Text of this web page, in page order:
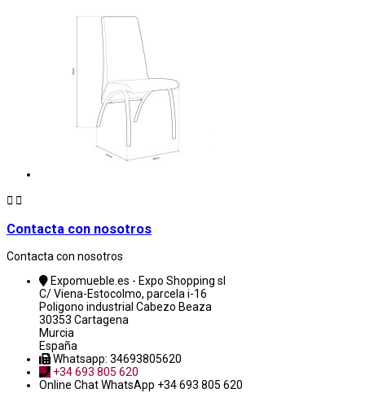
 
Contacta con nosotros
Contacta con nosotros
Expomueble.es - Expo Shopping sl
C/ Viena-Estocolmo, parcela i-16
Poligono industrial Cabezo Beaza
30353 Cartagena
Murcia
España
Whatsapp: 34693805620
+34 693 805 620
Online ChatWhatsApp +34 693 805 620